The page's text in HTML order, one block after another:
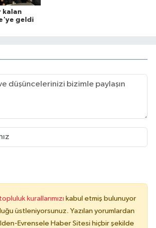
kalan
geldi
topluluk kurallarımızı kabul etmiş bulunuyor
üstleniyorsunuz. Yazılan yorumlardan
Evrensele Haber Sitesi hiçbir şekilde